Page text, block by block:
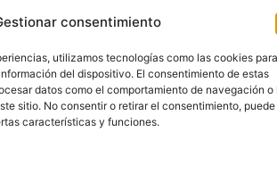
consentimiento
utilizamos tecnologías como las cookies para
del dispositivo. El consentimiento de estas
datos como el comportamiento de navegación o
sitio. No consentir o retirar el consentimiento, puede
características y funciones.
recursos y tus necesidades
de todo, y vos
clínica en